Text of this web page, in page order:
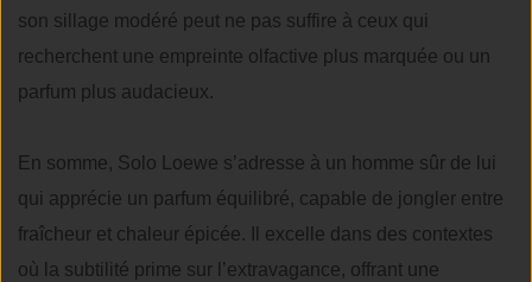
son sillage modéré peut ne pas suffire à ceux qui
recherchent une empreinte olfactive plus marquée ou un
parfum plus audacieux.
En somme, Solo Loewe s’adresse à un homme sûr de lui
qui apprécie un parfum équilibré, capable de jongler entre
fraîcheur et chaleur épicée. Il excelle dans des contextes
où la subtilité prime sur l’extravagance, offrant une